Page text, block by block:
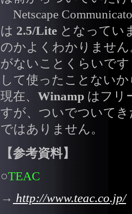
Netscape
は 2.5/Lite となってい
のかよくわかりませ
がないことくらいで
して使ったことない
現在、 Winamp はフリ
すが、ついでついて
ではありません。
【参考資料】
○TEAC
→ http://www.teac.co.jp/